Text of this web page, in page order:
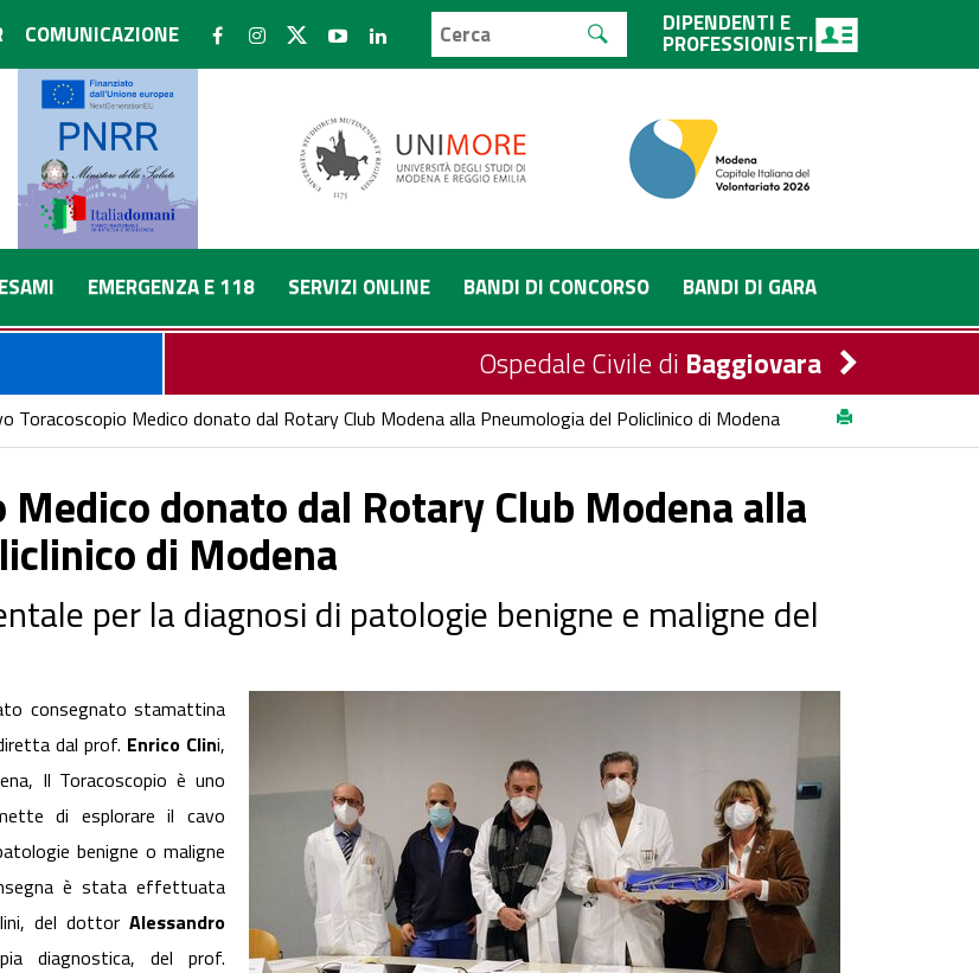
COMUNICAZIONE DIPENDENTI E
PROFESSIONISTI
EMERGENZA E 118 SERVIZI ONLINE BANDI DI CONCORSO BANDI DI GARA
Ospedale Civile di Baggiovara
Toracoscopio Medico donato dal Rotary Club Modena alla Pneumologia del Policlinico di Modena
Medico donato dal Rotary Club Modena alla
di Modena
per la diagnosi di patologie benigne e maligne del
consegnato stamattina
dal prof. Enrico Clini,
Il Toracoscopio è uno
di esplorare il cavo
benigne o maligne
è stata effettuata
del dottor Alessandro
diagnostica, del prof.